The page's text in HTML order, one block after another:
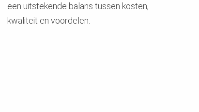
een uitstekende balans tussen kosten,
kwaliteit en voordelen.